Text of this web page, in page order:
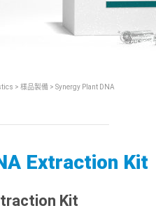
> 樣品製備 > Synergy Plant DNA
Extraction Kit
Kit